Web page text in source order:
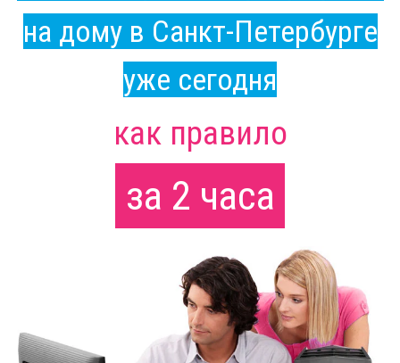
на дому в Санкт-Петербурге
уже сегодня
как правило
за 2 часа